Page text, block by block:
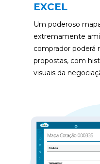
EXCEL
Um poderoso
extremamente
comprador poderá
propostas, com
visuais da